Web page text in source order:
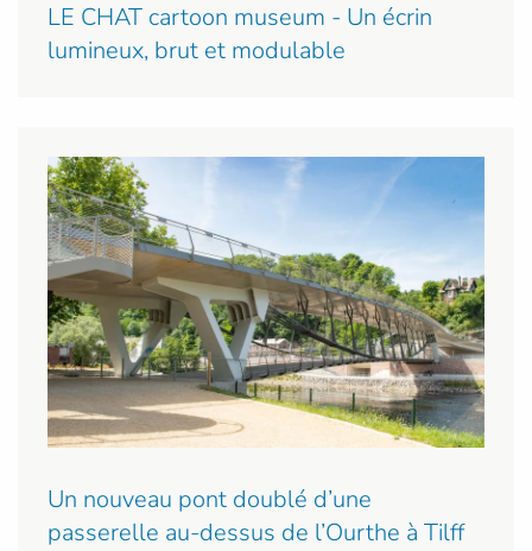
LE CHAT cartoon museum - Un écrin
lumineux, brut et modulable
Un nouveau pont doublé d’une
passerelle au-dessus de l’Ourthe à Tilff